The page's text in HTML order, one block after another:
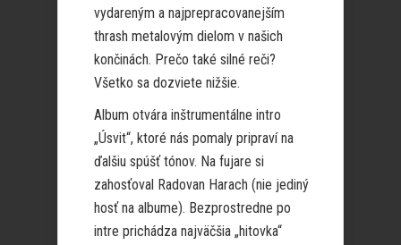
vydareným a najprepracovanejším
thrash metalovým dielom v našich
končinách. Prečo také silné reči?
Všetko sa dozviete nižšie.
Album otvára inštrumentálne intro
„Úsvit“, ktoré nás pomaly pripraví na
ďalšiu spúšť tónov. Na fujare si
zahosťoval Radovan Harach (nie jediný
hosť na albume). Bezprostredne po
intre prichádza najväčšia „hitovka“